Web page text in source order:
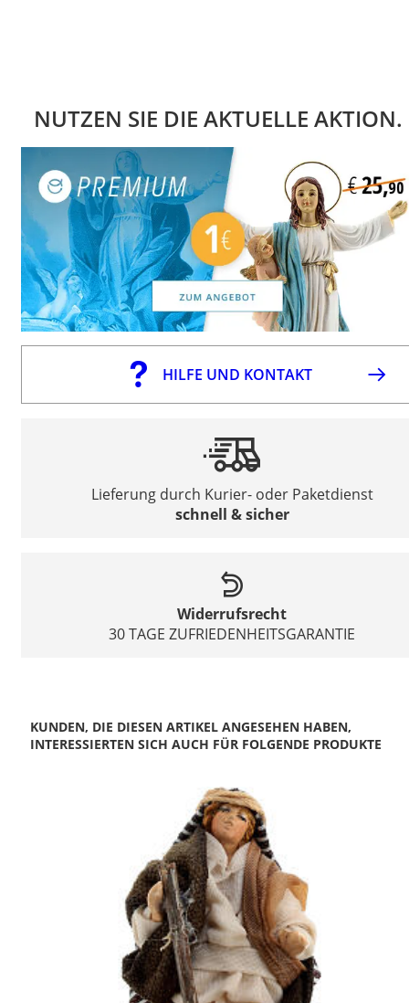
NUTZEN SIE DIE AKTUELLE AKTION.
HILFE UND KONTAKT
Lieferung durch Kurier- oder Paketdienst
schnell & sicher
Widerrufsrecht
30 TAGE ZUFRIEDENHEITSGARANTIE
KUNDEN, DIE DIESEN ARTIKEL ANGESEHEN HABEN,
INTERESSIERTEN SICH AUCH FÜR FOLGENDE PRODUKTE